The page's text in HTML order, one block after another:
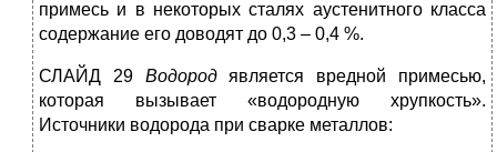
примесь и в некоторых сталях аустенитного класса
содержание его доводят до 0,3 – 0,4 %.
СЛАЙД 29 Водородявляется вредной примесью,
которая вызывает «водородную хрупкость».
Источники водорода при сварке металлов: